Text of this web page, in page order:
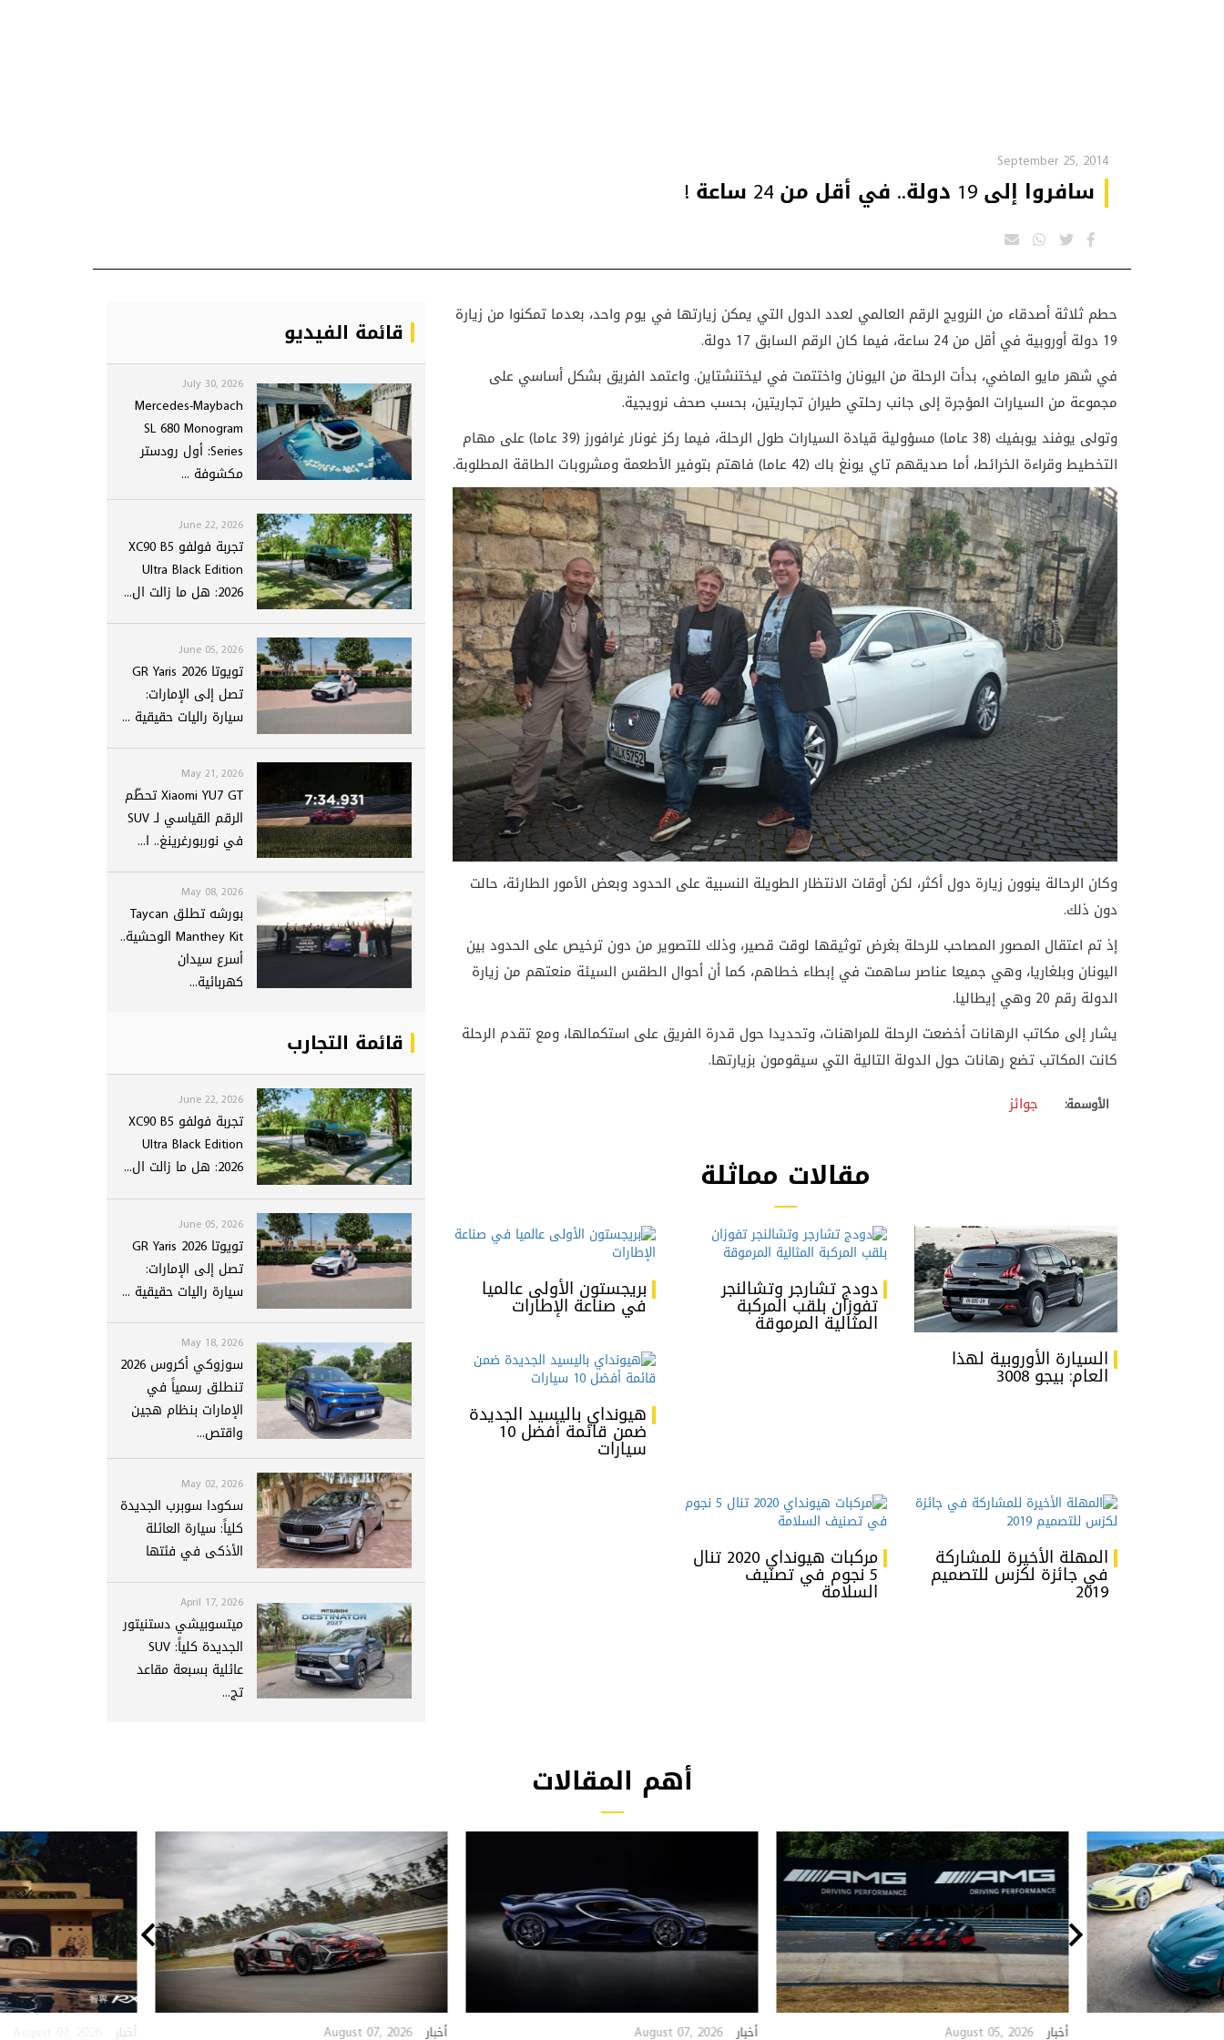
September 25, 2014
سافروا إلى 19 دولة.. في أقل من 24 ساعة !
حطم ثلاثة أصدقاء من النرويج الرقم العالمي لعدد الدول التي يمكن زيارتها في يوم واحد، بعدما تمكنوا من زيارة
19 دولة أوروبية في أقل من 24 ساعة، فيما كان الرقم السابق 17 دولة.
في شهر مايو الماضي، بدأت الرحلة من اليونان واختتمت في ليختنشتاين. واعتمد الفريق بشكل أساسي على
مجموعة من السيارات المؤجرة إلى جانب رحلتي طيران تجاريتين، بحسب صحف نرويجية.
وتولى يوفند يوبفيك (38 عاما) مسؤولية قيادة السيارات طول الرحلة، فيما ركز غونار غرافورز (39 عاما) على مهام
التخطيط وقراءة الخرائط، أما صديقهم تاي يونغ باك (42 عاما) فاهتم بتوفير الأطعمة ومشروبات الطاقة المطلوبة.
وكان الرحالة ينوون زيارة دول أكثر، لكن أوقات الانتظار الطويلة النسبية على الحدود وبعض الأمور الطارئة، حالت
دون ذلك.
إذ تم اعتقال المصور المصاحب للرحلة بغرض توثيقها لوقت قصير، وذلك للتصوير من دون ترخيص على الحدود بين
اليونان وبلغاريا، وهي جميعا عناصر ساهمت في إبطاء خطاهم، كما أن أحوال الطقس السيئة منعتهم من زيارة
الدولة رقم 20 وهي إيطاليا
.
يشار إلى مكاتب الرهانات أخضعت الرحلة للمراهنات، وتحديدا حول قدرة الفريق على استكمالها، ومع تقدم الرحلة
كانت المكاتب تضع رهانات حول الدولة التالية التي سيقومون بزيارتها.
الأوسمة: جوائز
مقالات مماثلة
السيارة الأوروبية لهذا
العام: بيجو 3008
دودج تشارجر وتشالنجر
تفوزان بلقب المركبة
المثالية المرموقة
بريجستون الأولى عالميا
في صناعة الإطارات
هيونداي باليسيد الجديدة
ضمن قائمة أفضل 10
سيارات
المهلة الأخيرة للمشاركة
في جائزة لكزس للتصميم
2019
مركبات هيونداي 2020 تنال
5 نجوم في تصنيف
السلامة
قائمة الفيديو
July 30, 2026
Mercedes-Maybach
SL 680 Monogram
Series: أول رودستر
مكشوفة ...
June 22, 2026
تجربة فولفو XC90 B5
Ultra Black Edition
2026: هل ما زالت ال...
June 05, 2026
تويوتا GR Yaris 2026
تصل إلى الإمارات:
سيارة راليات حقيقية ...
May 21, 2026
Xiaomi YU7 GT تحطّم
الرقم القياسي لـ SUV
في نوربورغرينغ.. ا...
May 08, 2026
بورشه تطلق Taycan
Manthey Kit الوحشية..
أسرع سيدان
كهربائية...
قائمة التجارب
June 22, 2026
تجربة فولفو XC90 B5
Ultra Black Edition
2026: هل ما زالت ال...
June 05, 2026
تويوتا GR Yaris 2026
تصل إلى الإمارات:
سيارة راليات حقيقية ...
May 18, 2026
سوزوكي أكروس 2026
تنطلق رسمياً في
الإمارات بنظام هجين
واقتص...
May 02, 2026
سكودا سوبرب الجديدة
كلياً: سيارة العائلة
الأذكى في فئتها
April 17, 2026
ميتسوبيشي دستنيتور
الجديدة كلياً: SUV
عائلية بسبعة مقاعد
تج...
أهم المقالات
أخبار August 05, 2026 أخبار August 07, 2026 أخبار August 07, 2026 أخبار